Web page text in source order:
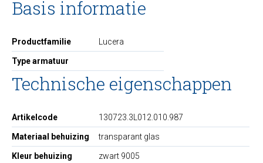
Basis informatie
Productfamilie Lucera
Type armatuur
Technische eigenschappen
Artikelcode 130723.3L012.010.987
Materiaal behuizing transparant glas
Kleur behuizing zwart 9005